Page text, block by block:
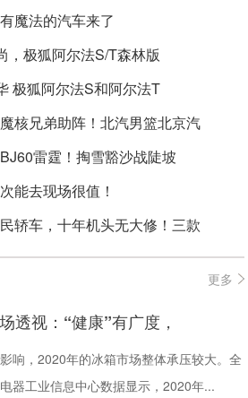
魔法的汽车来了
，极狐阿尔法S/T森林版
极狐阿尔法S和阿尔法T
核兄弟助阵！北汽男篮北京汽
雷霆！掏雪豁沙战陡坡
能去现场很值！
轿车，十年机头无大修！三款
更多
透视：“健康”有广度，
响，2020年的冰箱市场整体承压较大。全
器工业信息中心数据显示，2020年...